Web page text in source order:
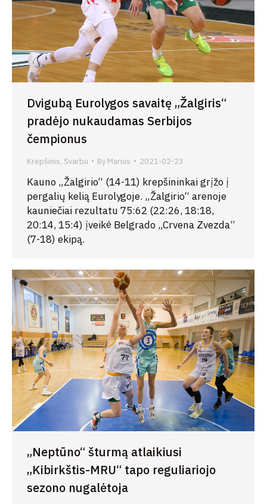
Dvigubą Eurolygos savaitę „Žalgiris“
pradėjo nukaudamas Serbijos
čempionus
Krepšinis, Svarbu By Marius 2021-02-23
Kauno „Žalgirio“ (14-11) krepšininkai grįžo į
pergalių kelią Eurolygoje. „Žalgirio“ arenoje
kauniečiai rezultatu 75:62 (22:26, 18:18,
20:14, 15:4) įveikė Belgrado „Crvena Zvezda“
(7-18) ekipą.
„Neptūno“ šturmą atlaikiusi
„Kibirkštis-MRU“ tapo reguliariojo
sezono nugalėtoja